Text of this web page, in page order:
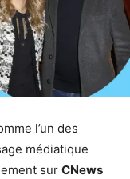
l’un des
médiatique
sur CNews